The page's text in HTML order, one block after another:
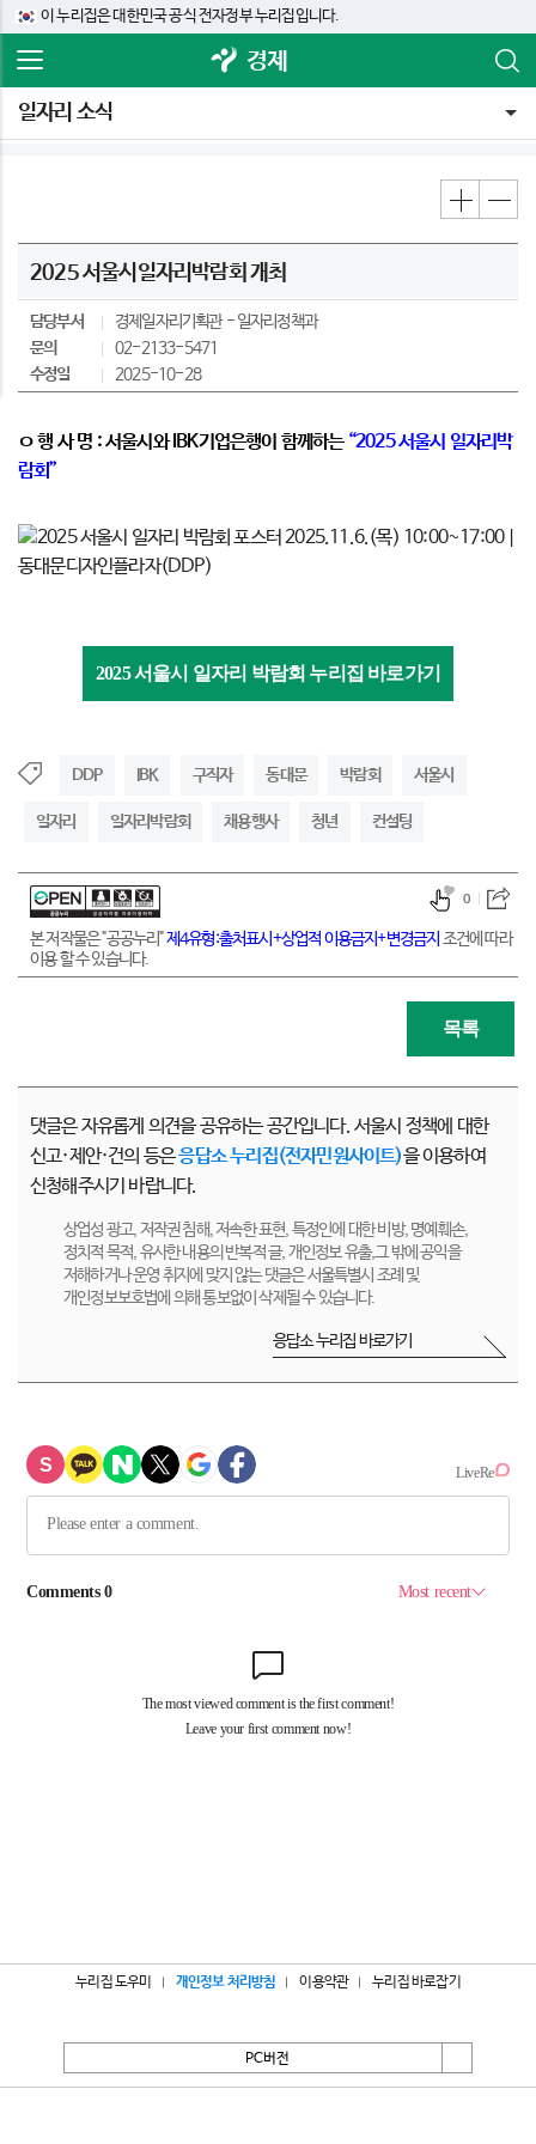
이 누리집은 대한민국 공식 전자정부 누리집입니다.
경제
일자리 소식
2025 서울시일자리박람회 개최
담당부서 경제일자리기획관
일자리정책과
문의
02-2133-5471
수정일
2025-10-28
ㅇ 행 사 명 :서울시와IBK기업은행이 함께하는 “2025서울시 일자리박
람회”
2025 서울시 일자리 박람회 누리집 바로가기
DDP IBK 구직자 동대문 박람회 서울시
일자리 일자리박람회 채용행사 청년 컨설팅
본 저작물은 "공공누리"제4유형:출처표시+상업적 이용금지+변경금지 조건에 따라
이용 할 수 있습니다.
0
목록
댓글은 자유롭게 의견을 공유하는 공간입니다. 서울시 정책에 대한
신고·제안·건의 등은응답소 누리집(전자민원사이트)을 이용하여
신청해주시기 바랍니다.
상업성 광고, 저작권 침해, 저속한 표현, 특정인에 대한 비방, 명예훼손,
정치적 목적, 유사한 내용의 반복적 글, 개인정보 유출,그 밖에 공익을
저해하거나 운영 취지에 맞지 않는 댓글은 서울특별시 조례 및
개인정보보호법에 의해 통보없이 삭제될 수 있습니다.
응답소 누리집 바로가기
누리집 도우미 개인정보 처리방침 이용약관 누리집 바로잡기
PC버전